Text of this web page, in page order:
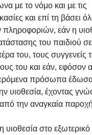
με το νόμο και με τις
και επί τη βάσει
εάν η
του παιδιού
του, τους συγγενείς
του και εάν, εφόσον
πρόσωπα
υιοθεσία, έχοντας
την αναγκαία παροχή
υιοθεσία στο